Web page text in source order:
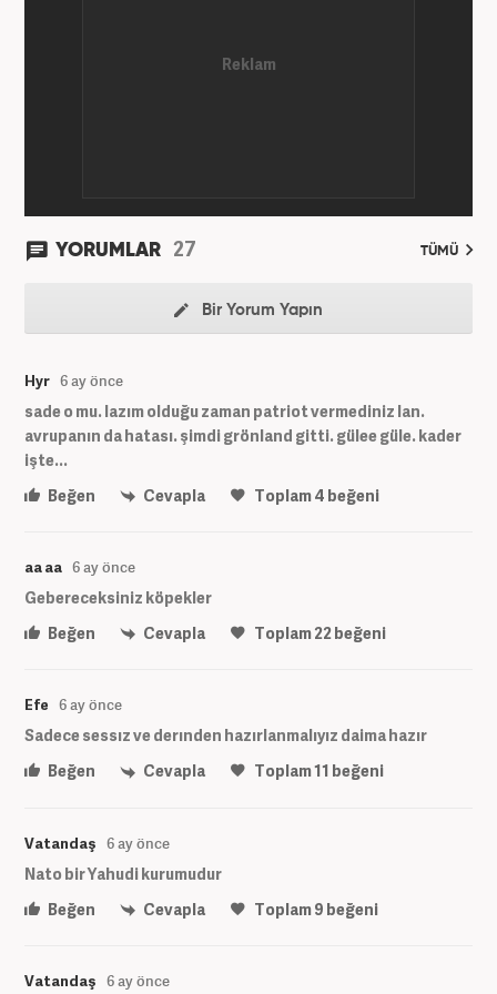
YORUMLAR 27 TÜMÜ
Bir Yorum Yapın
Hyr 6 ay önce
sade o mu. lazım olduğu zaman patriot vermediniz lan.
avrupanın da hatası. şimdi grönland gitti. gülee güle. kader
işte...
Beğen
Cevapla Toplam4 beğeni
aa aa 6 ay önce
Gebereceksiniz köpekler
Beğen
Cevapla Toplam22beğeni
Efe 6 ay önce
Sadece sessız ve derınden hazırlanmalıyız daima hazır
Beğen
Cevapla Toplam11 beğeni
Vatandaş 6 ay önce
Nato bir Yahudi kurumudur
Beğen
Cevapla Toplam9 beğeni
Vatandaş 6 ay önce